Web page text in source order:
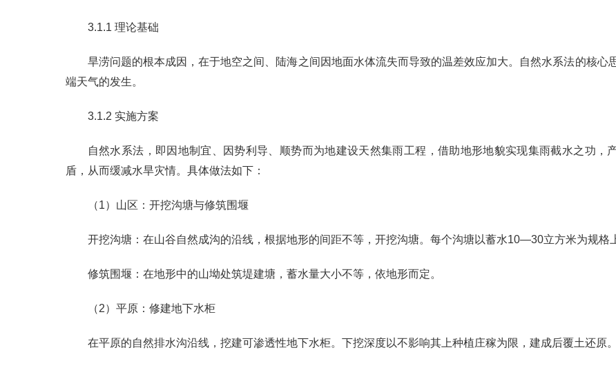
3.1.1 理论基础
旱涝问题的根本成因，在于地空之间、陆海之间因地面水体流失而导致的温差效应加大。自然水系法的核心
端天气的发生。
3.1.2 实施方案
自然水系法，即因地制宜、因势利导、顺势而为地建设天然集雨工程，借助地形地貌实现集雨截水之功，
盾，从而缓减水旱灾情。具体做法如下：
（1）山区：开挖沟塘与修筑围堰
开挖沟塘：在山谷自然成沟的沿线，根据地形的间距不等，开挖沟塘。每个沟塘以蓄水10—30立方米为规格
修筑围堰：在地形中的山坳处筑堤建塘，蓄水量大小不等，依地形而定。
（2）平原：修建地下水柜
在平原的自然排水沟沿线，挖建可渗透性地下水柜。下挖深度以不影响其上种植庄稼为限，建成后覆土还原。